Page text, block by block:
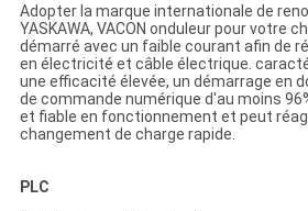
Adopter la marque internationale de
YASKAWA, VACON onduleur pour votre
démarré avec un faible courant afin de
en électricité et câble électrique.
une efficacité élevée, un démarrage en
de commande numérique d'au moins
et fiable en fonctionnement et peut
changement de charge rapide.
PLC